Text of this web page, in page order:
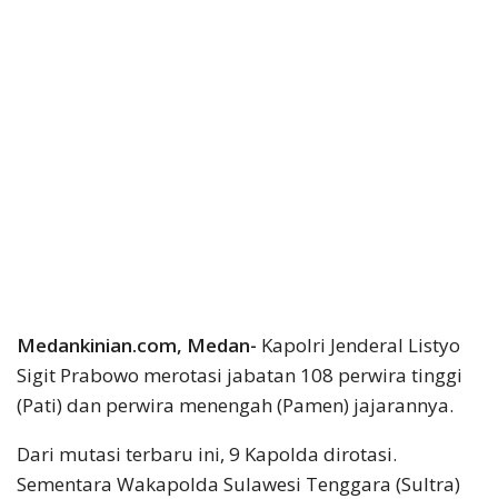
Medankinian.com, Medan- Kapolri Jenderal Listyo
Sigit Prabowo merotasi jabatan 108 perwira tinggi
(Pati) dan perwira menengah (Pamen) jajarannya.
Dari mutasi terbaru ini, 9 Kapolda dirotasi.
Sementara Wakapolda Sulawesi Tenggara (Sultra)